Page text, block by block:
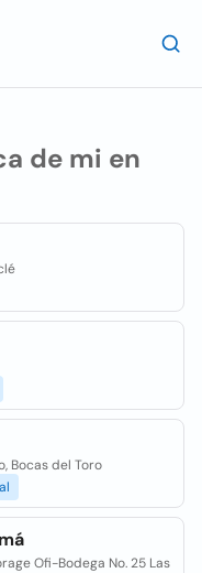
de mi en
Bocas del Toro
Ofi-Bodega No. 25 Las